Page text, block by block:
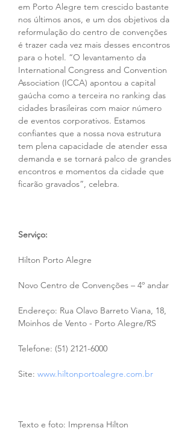
em Porto Alegre tem crescido bastante
nos últimos anos, e um dos objetivos da
reformulação do centro de convenções
é trazer cada vez mais desses encontros
para o hotel. “O levantamento da
International Congress and Convention
Association (ICCA) apontou a capital
gaúcha como a terceira no ranking das
cidades brasileiras com maior número
de eventos corporativos. Estamos
confiantes que a nossa nova estrutura
tem plena capacidade de atender essa
demanda e se tornará palco de grandes
encontros e momentos da cidade que
ficarão gravados”, celebra.
Serviço:
Hilton Porto Alegre
Novo Centro de Convenções – 4º andar
Endereço: Rua Olavo Barreto Viana, 18,
Moinhos de Vento - Porto Alegre/RS
Telefone: (51) 2121-6000
Site: www.hiltonportoalegre.com.br
Texto e foto: Imprensa Hilton